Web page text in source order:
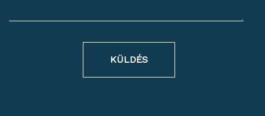
KÜLDÉS